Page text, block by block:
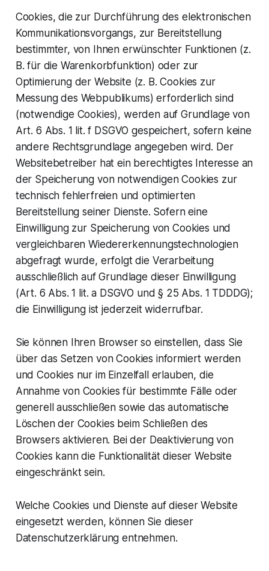
Cookies, die zur Durchführung des elektronischen
Kommunikationsvorgangs, zur Bereitstellung
bestimmter, von Ihnen erwünschter Funktionen (z.
B. für die Warenkorbfunktion) oder zur
Optimierung der Website (z. B. Cookies zur
Messung des Webpublikums) erforderlich sind
(notwendige Cookies), werden auf Grundlage von
Art. 6 Abs. 1 lit. f DSGVO gespeichert, sofern keine
andere Rechtsgrundlage angegeben wird. Der
Websitebetreiber hat ein berechtigtes Interesse an
der Speicherung von notwendigen Cookies zur
technisch fehlerfreien und optimierten
Bereitstellung seiner Dienste. Sofern eine
Einwilligung zur Speicherung von Cookies und
vergleichbaren Wiedererkennungstechnologien
abgefragt wurde, erfolgt die Verarbeitung
ausschließlich auf Grundlage dieser Einwilligung
(Art. 6 Abs. 1 lit. a DSGVO und § 25 Abs. 1 TDDDG);
die Einwilligung ist jederzeit widerrufbar.
Sie können Ihren Browser so einstellen, dass Sie
über das Setzen von Cookies informiert werden
und Cookies nur im Einzelfall erlauben, die
Annahme von Cookies für bestimmte Fälle oder
generell ausschließen sowie das automatische
Löschen der Cookies beim Schließen des
Browsers aktivieren. Bei der Deaktivierung von
Cookies kann die Funktionalität dieser Website
eingeschränkt sein.
Welche Cookies und Dienste auf dieser Website
eingesetzt werden, können Sie dieser
Datenschutzerklärung entnehmen.